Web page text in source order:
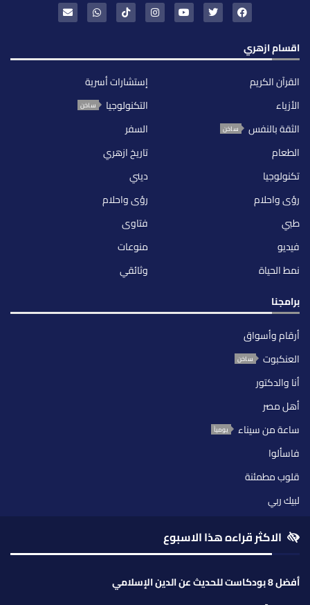
اقسام ازهري
القرآن الكريم
إستشارات أسرية
الأزياء
التكنولوجيا ساخن
الثقة بالنفس ساخن
السفر
الطعام
تاريخ ازهري
تكنولوجيا
ديني
رؤى واحلام
رؤى واحلام
طبي
فتاوى
فيديو
منوعات
نمط الحياة
وثائقي
برامجنا
أرقام وأسواق
العنكبوت
ساخن
أنا والدكتور
أهل مصر
ساعة من سيناء
يومياً
فاسألوا
قلوب مطمئنة
لبيك ربي
الاكثر قراءه هذا الاسبوع
أفضل 8 بودكاست للحديث عن الدين الإسلامي